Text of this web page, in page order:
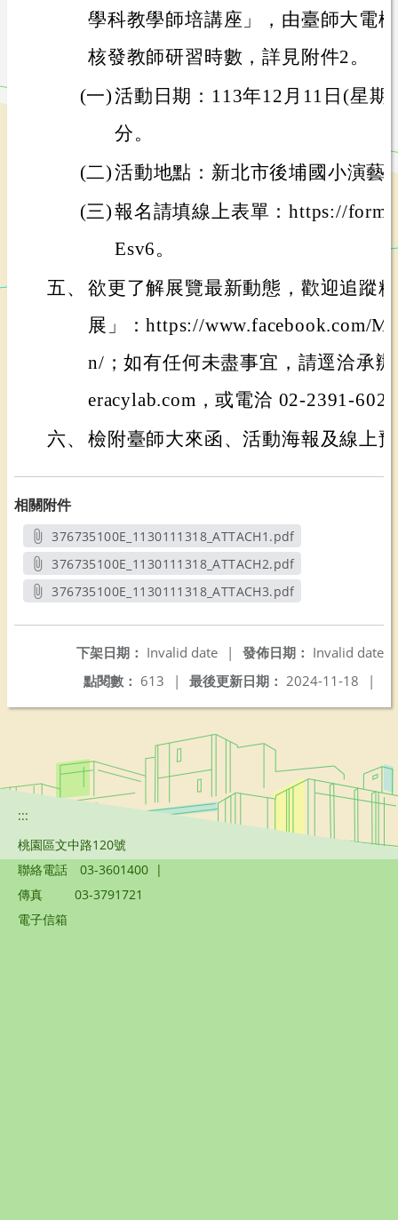
學科教學師培講座」，由臺師大電
核發教師研習時數，詳見附件2。
(一)活動日期：113年12月11日(星期
分。
(二)活動地點：新北市後埔國小演藝
(三)報名請填線上表單：https://
Esv6。
五、 欲更了解展覽最新動態，歡迎追蹤
展」：https://www.facebook.com/
n/；如有任何未盡事宜，請逕洽承
eracylab.com，或電洽 02-2391-
六、 檢附臺師大來函、活動海報及線上
相關附件
376735100E_1130111318_ATTACH1.pdf
另開新視窗
376735100E_1130111318_ATTACH2.pdf
另開新視窗
376735100E_1130111318_ATTACH3.pdf
發佈日期： Invalid date
下架日期： Invalid date
|
最後更新日期： 2024-11-18 |
點閱數： 613 |
:::
桃園區文中路120號
聯絡電話
03-3601400 |
傳真
03-3791721
電子信箱